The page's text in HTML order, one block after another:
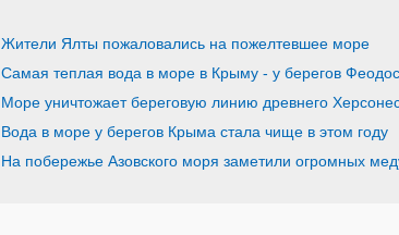
Жители Ялты пожаловались на пожелтевшее море
Самая теплая вода в море в Крыму - у берегов
Море уничтожает береговую линию древнего
Вода в море у берегов Крыма стала чище в этом году
На побережье Азовского моря заметили огромных